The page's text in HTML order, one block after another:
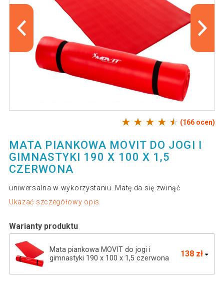
(166 ocen)
MATA PIANKOWA MOVIT DO JOGI I
GIMNASTYKI 190 X 100 X 1,5
CZERWONA
uniwersalna w wykorzystaniu. Matę da się zwinąć
Ukazać szczegółowy opis
Warianty produktu
Mata piankowa MOVIT do jogi i
gimnastyki 190 x 100 x 1,5 czerwona
138 zł